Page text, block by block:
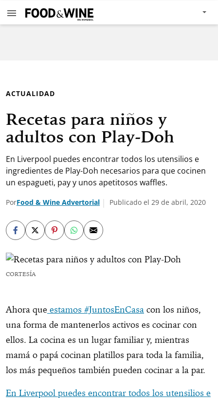
ACTUALIDAD
Recetas para niños y
adultos con Play-Doh
En Liverpool puedes encontrar todos los utensilios e
ingredientes de Play-Doh necesarios para que cocinen
un espagueti, pay y unos apetitosos waffles.
PorFood & Wine Advertorial Publicado el 29 de abril, 2020
CORTESÍA
Ahora que estamos #JuntosEnCasa con los niños,
una forma de mantenerlos activos es cocinar con
ellos. La cocina es un lugar familiar y, mientras
mamá o papá cocinan platillos para toda la familia,
los más pequeños también pueden cocinar a la par.
En Liverpool puedes encontrar todos los utensilios e